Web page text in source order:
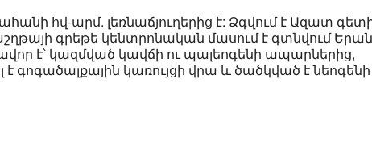
հվ-արմ. լեռնաճյուղերից է: Ձգվում է Ազատ
գրեթե կենտրոնական մասում է գտնվում
է՝ կազմված կավճի ու պալեոգենի ապարներից,
գոգածալքային կառույցի վրա և ծածկված է նեոգենի